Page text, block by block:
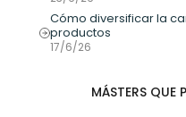
Cómo diversificar la
productos
17/6/26
MÁSTERS QUE